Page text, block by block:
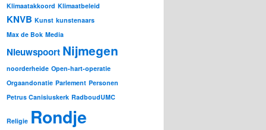
Klimaatakkoord Klimaatbeleid
KNVB Kunst kunstenaars
Max de Bok Media
Nieuwspoort Nijmegen
noorderheide Open-hart-operatie
Orgaandonatie Parlement Personen
Petrus Canisiuskerk RadboudUMC
Religie Rondje